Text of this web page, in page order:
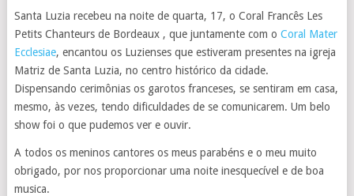
Santa Luzia recebeu na noite de quarta, 17, o Coral Francês Les
Petits Chanteurs de Bordeaux , que juntamente com o Coral Mater
Ecclesiae, encantou os Luzienses que estiveram presentes na igreja
Matriz de Santa Luzia, no centro histórico da cidade.
Dispensando cerimônias os garotos franceses, se sentiram em casa,
mesmo, às vezes, tendo dificuldades de se comunicarem. Um belo
show foi o que pudemos ver e ouvir.
A todos os meninos cantores os meus parabéns e o meu muito
obrigado, por nos proporcionar uma noite inesquecível e de boa
musica.